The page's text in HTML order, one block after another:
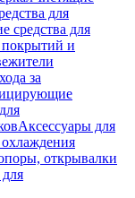
для
средства для
покрытий и
за
Аксессуары для
открывалки